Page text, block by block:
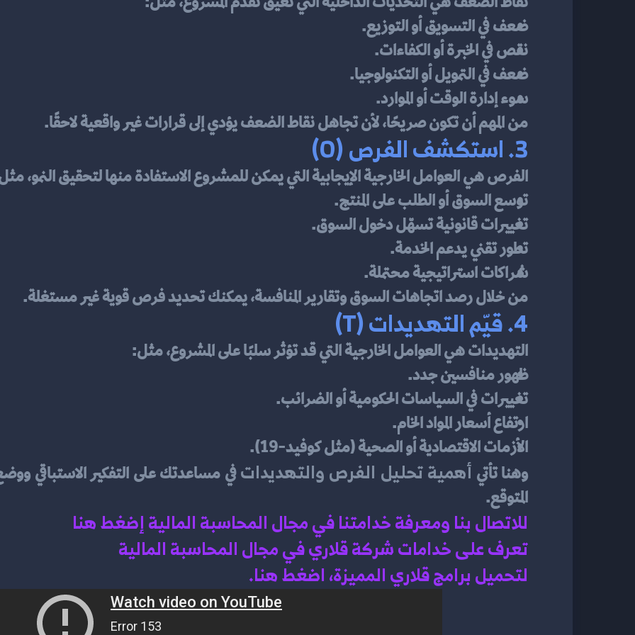
ضعف في التسويق أو التوزيع.
نقص في الخبرة أو الكفاءات.
ضعف في التمويل أو التكنولوجيا.
سوء إدارة الوقت أو الموارد.
من المهم أن تكون صريحًا، لأن تجاهل نقاط الضعف يؤدي إلى قرارات غير واقعية لاحقًا.
3. استكشف الفرص (O)
الفرص هي العوامل الخارجية الإيجابية التي يمكن للمشروع الاستفادة منها لتحقيق النمو،
توسع السوق أو الطلب على المنتج.
تغييرات قانونية تسهّل دخول السوق.
تطور تقني يدعم الخدمة.
شراكات استراتيجية محتملة.
من خلال رصد اتجاهات السوق وتقارير المنافسة، يمكنك تحديد فرص قوية غير مستغلة.
4. قيّم التهديدات (T)
التهديدات هي العوامل الخارجية التي قد تؤثر سلبًا على المشروع، مثل:
ظهور منافسين جدد.
تغييرات في السياسات الحكومية أو الضرائب.
ارتفاع أسعار المواد الخام.
الأزمات الاقتصادية أو الصحية (مثل كوفيد-19).
وهنا تأتي أهمية تحليل الفرص والتهديدات
المتوقع.
للاتصال بنا ومعرفة خدامتنا في مجال المحاسبة المالية إضغط هنا
تعرف على خدامات شركة قلاري في مجال المحاسبة المالية
لتحميل برامج قلاري المميزة، اضغط هنا.